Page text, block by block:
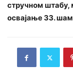
стручном
освајање 33.